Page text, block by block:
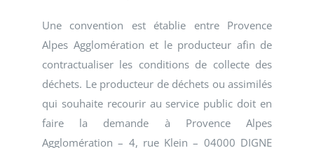
Une convention est établie entre Provence
Alpes Agglomération et le producteur afin de
contractualiser les conditions de collecte des
déchets. Le producteur de déchets ou assimilés
qui souhaite recourir au service public doit en
faire la demande à Provence Alpes
Agglomération – 4, rue Klein – 04000 DIGNE